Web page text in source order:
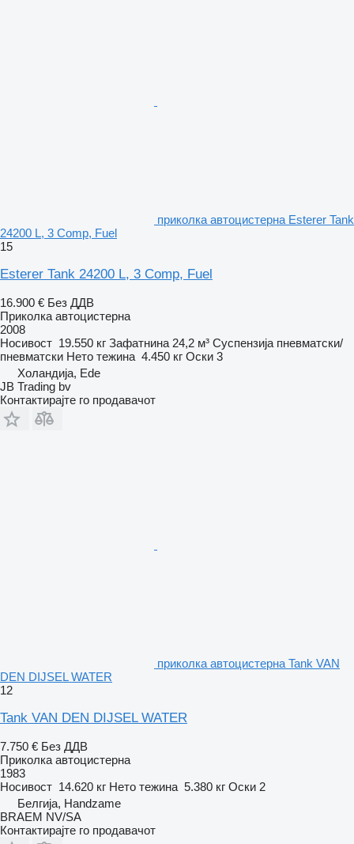
приколка автоцистерна Esterer Tank
24200 L, 3 Comp, Fuel
15
Esterer Tank 24200 L, 3 Comp, Fuel
16.900 € Без ДДВ
Приколка автоцистерна
2008
Носивост 19.550 кг Зафатнина 24,2 м³ Суспензија пневматски/
пневматски Нето тежина 4.450 кг Оски 3
Холандија, Ede
JB Trading bv
Контактирајте го продавачот
приколка автоцистерна Tank VAN
DEN DIJSEL WATER
12
Tank VAN DEN DIJSEL WATER
7.750 € Без ДДВ
Приколка автоцистерна
1983
Носивост 14.620 кг Нето тежина 5.380 кг Оски 2
Белгија, Handzame
BRAEM NV/SA
Контактирајте го продавачот